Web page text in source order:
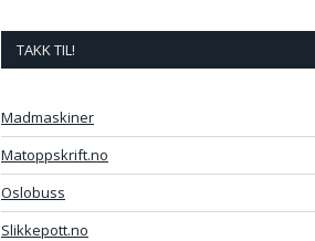
TAKK TIL!
Madmaskiner
Matoppskrift.no
Oslobuss
Slikkepott.no